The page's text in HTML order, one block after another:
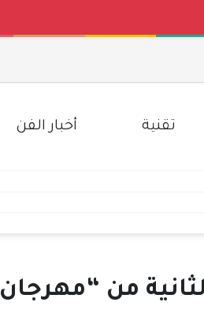
تقنية أخبار الفن
من “مهرجان